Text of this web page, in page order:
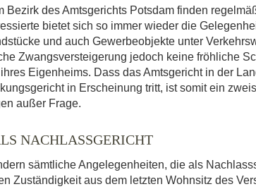
des Amtsgerichts Potsdam finden
bietet sich so immer wieder die
und auch Gewerbeobjekte unter
Zwangsversteigerung jedoch keine fröhliche
Eigenheims. Dass das Amtsgericht in der
in Erscheinung tritt, ist somit ein
außer Frage.
NACHLASSGERICHT
sämtliche Angelegenheiten, die als
Zuständigkeit aus dem letzten Wohnsitz des